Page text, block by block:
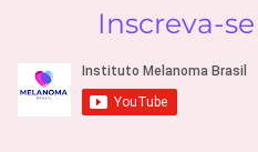
Inscreva-